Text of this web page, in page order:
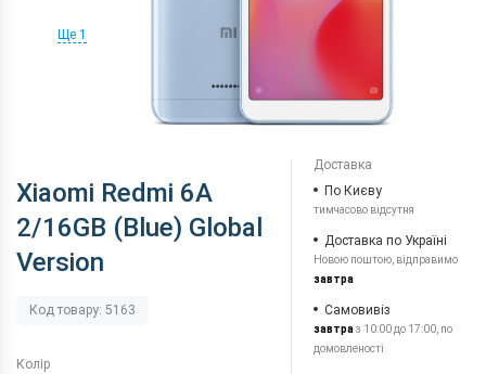
Ще 1
Xiaomi Redmi 6A
2/16GB (Blue) Global
Version
Код товару: 5163
Колір
Доставка
По Києву
тимчасово відсутня
Доставка по Україні
Новою поштою, відправимо
завтра
Самовивіз
завтраз 10:00 до 17:00, по
домовленості